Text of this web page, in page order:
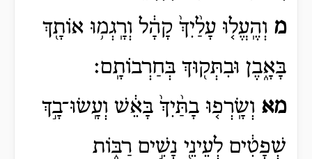
מ וְהֶֽעֱל֤וּ עָלַ֨יִךְ֙ קָהָ֔ל וְרָֽגְמ֥וּ אוֹתָ֖ךְ
בָּאָ֑בֶן וּבִתְּק֖וּךְ בְּחַרְבוֹתָֽם׃
מא וְשָֽׂרְפ֤וּ בָתַּ֨יִךְ֙ בָּאֵ֔שׁ וְעָֽשׂוּ־בָ֣ךְ
שְׁפָטִ֔ים לְעֵינֵ֖י נָשִׁ֣ים רַבּ֑וֹת